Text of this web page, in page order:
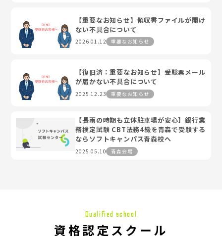
【重要なお知らせ】領収書ファイルが開け
ない不具合について
2026.01.12 重要なお知らせ
【復旧済：重要なお知らせ】受験票メール
が届かない不具合について
2025.12.23 重要なお知らせ
【長雨の時期も立体駐車場が安心】銀行業
務検定試験 CBT法務4級を青森で受験する
ならソフトキャンパス青森校へ
2025.05.10 青森会場
Qualified school
資格認定スクール